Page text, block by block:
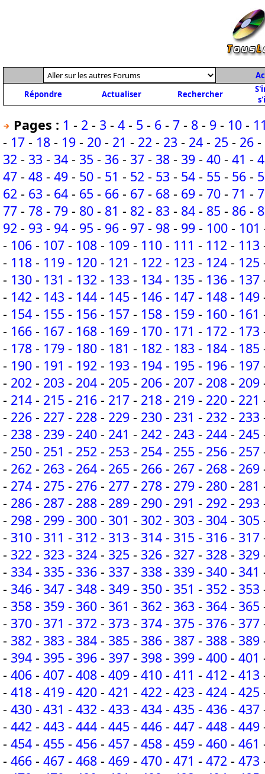
Répondre
Actualiser Rechercher
Pages : 1 - 2 - 3 - 4 - 5 - 6 - 7 - 8 - 9 - 10 -
- 17 - 18 - 19 - 20 - 21 - 22 - 23 - 24 - 25 - 26 -
32 - 33 - 34 - 35 - 36 - 37 - 38 - 39 - 40 - 41 -
47 - 48 - 49 - 50 - 51 - 52 - 53 - 54 - 55 - 56 -
62 - 63 - 64 - 65 - 66 - 67 - 68 - 69 - 70 - 71 -
77 - 78 - 79 - 80 - 81 - 82 - 83 - 84 - 85 - 86 -
92 - 93 - 94 - 95 - 96 - 97 - 98 - 99 - 100 - 101
- 106 - 107 - 108 - 109 - 110 - 111 - 112 - 113
- 118 - 119 - 120 - 121 - 122 - 123 - 124 - 125
- 130 - 131 - 132 - 133 - 134 - 135 - 136 - 137
- 142 - 143 - 144 - 145 - 146 - 147 - 148 - 149
- 154 - 155 - 156 - 157 - 158 - 159 - 160 - 161
- 166 - 167 - 168 - 169 - 170 - 171 - 172 - 173
- 178 - 179 - 180 - 181 - 182 - 183 - 184 - 185
- 190 - 191 - 192 - 193 - 194 - 195 - 196 - 197
- 202 - 203 - 204 - 205 - 206 - 207 - 208 - 209
- 214 - 215 - 216 - 217 - 218 - 219 - 220 - 221
- 226 - 227 - 228 - 229 - 230 - 231 - 232 - 233
- 238 - 239 - 240 - 241 - 242 - 243 - 244 - 245
- 250 - 251 - 252 - 253 - 254 - 255 - 256 - 257
- 262 - 263 - 264 - 265 - 266 - 267 - 268 - 269
- 274 - 275 - 276 - 277 - 278 - 279 - 280 - 281
- 286 - 287 - 288 - 289 - 290 - 291 - 292 - 293
- 298 - 299 - 300 - 301 - 302 - 303 - 304 - 305
- 310 - 311 - 312 - 313 - 314 - 315 - 316 - 317
- 322 - 323 - 324 - 325 - 326 - 327 - 328 - 329
- 334 - 335 - 336 - 337 - 338 - 339 - 340 - 341
- 346 - 347 - 348 - 349 - 350 - 351 - 352 - 353
- 358 - 359 - 360 - 361 - 362 - 363 - 364 - 365
- 370 - 371 - 372 - 373 - 374 - 375 - 376 - 377
- 382 - 383 - 384 - 385 - 386 - 387 - 388 - 389
- 394 - 395 - 396 - 397 - 398 - 399 - 400 - 401
- 406 - 407 - 408 - 409 - 410 - 411 - 412 - 413
- 418 - 419 - 420 - 421 - 422 - 423 - 424 - 425
- 430 - 431 - 432 - 433 - 434 - 435 - 436 - 437
- 442 - 443 - 444 - 445 - 446 - 447 - 448 - 449
- 454 - 455 - 456 - 457 - 458 - 459 - 460 - 461
- 466 - 467 - 468 - 469 - 470 - 471 - 472 - 473